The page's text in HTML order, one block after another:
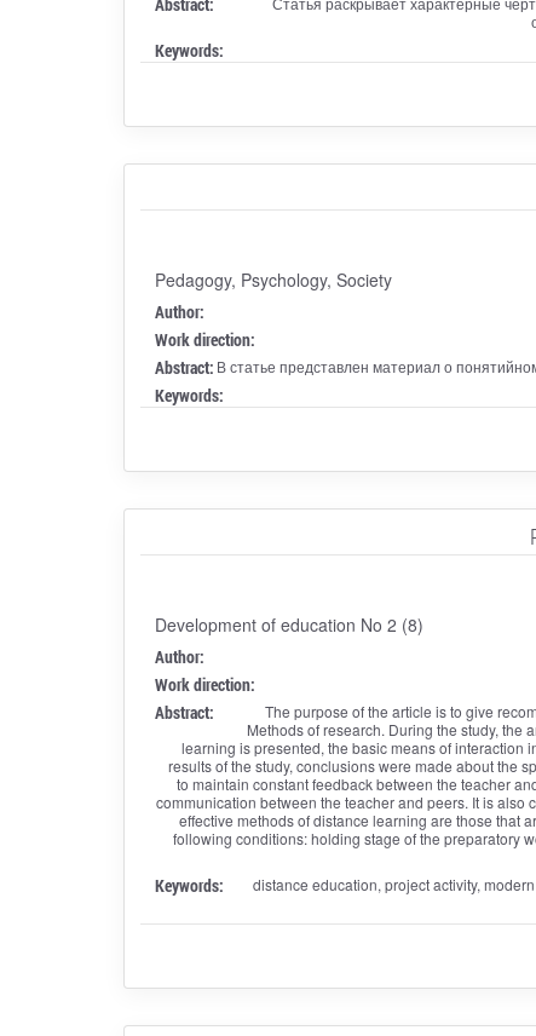
Keywords:
Pedagogy, Psychology, Society
Author:
Work direction:
Abstract: В статье представлен материал о
Keywords:
Development of education No 2 (8)
Author:
Work direction:
Abstract:
The purpose of the article is to give
Methods of research. During the study, the
learning is presented, the basic means of interaction
results of the study, conclusions were made about the
to maintain constant feedback between the teacher
communication between the teacher and peers. It is
effective methods of distance learning are those that
following conditions: holding stage of the preparatory
Keywords:
distance education, project activity,